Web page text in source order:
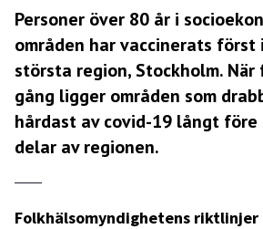
Personer över 80 år i
områden har vaccinerats först
största region, Stockholm.
gång ligger områden som
hårdast av covid-19 långt före
delar av regionen.
Folkhälsomyndighetens